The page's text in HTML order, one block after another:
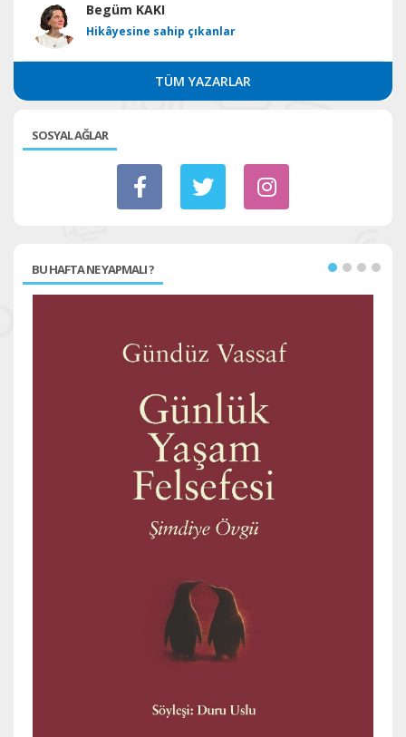
Begüm KAKI
Hikâyesine sahip çıkanlar
TÜM YAZARLAR
SOSYAL AĞLAR
BU HAFTA NE YAPMALI ?